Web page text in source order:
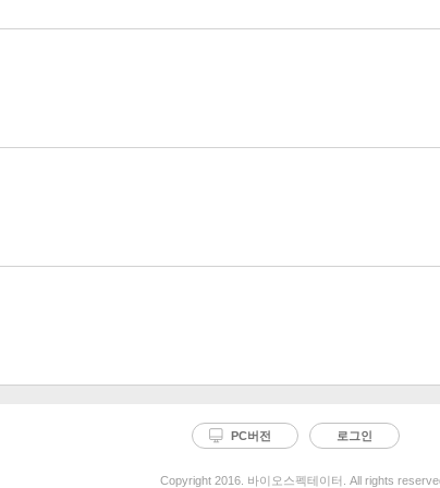
PC버전 로그인
Copyright 2016. 바이오스펙테이터. All rights